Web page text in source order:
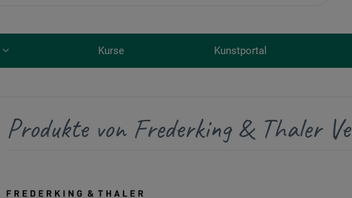
Kurse Kunstportal
Produkte von Frederking & Thaler